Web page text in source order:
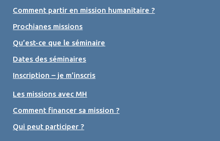
Comment partir en mission humanitaire ?
Prochianes missions
Qu’est-ce que le séminaire
Dates des séminaires
Inscription – je m’inscris
Les missions avec MH
Comment financer sa mission ?
Qui peut participer ?